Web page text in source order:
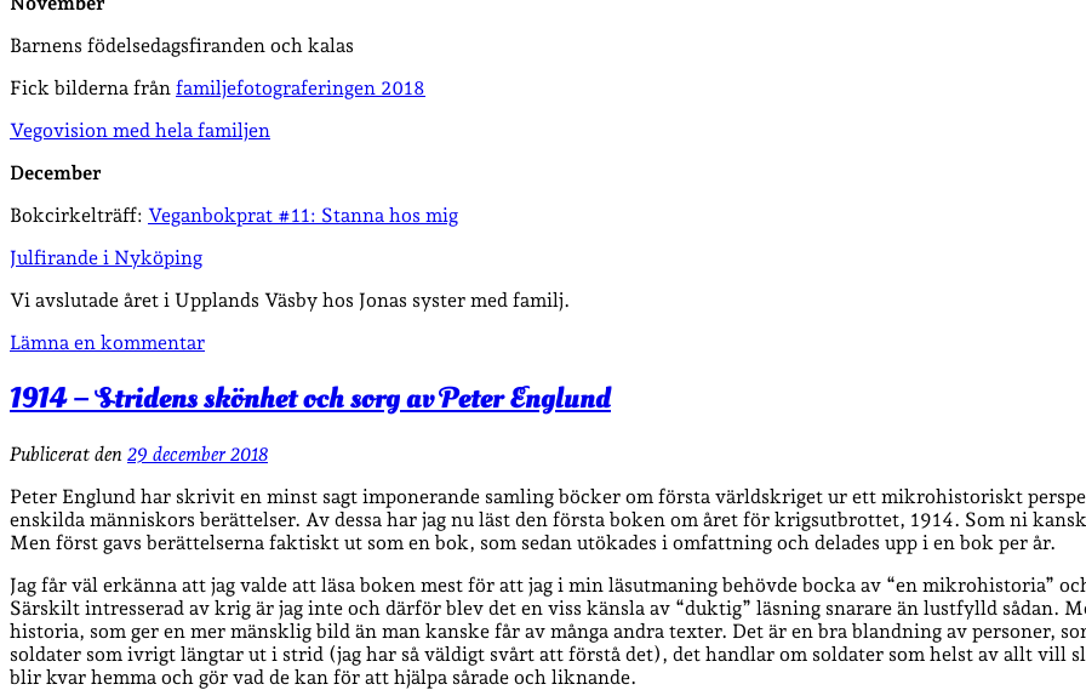
Barnens födelsedagsfiranden och kalas
Fick bilderna från familjefotograferingen 2018
Vegovision med hela familjen
December
Bokcirkelträff: Veganbokprat #11: Stanna hos mig
Julfirande i Nyköping
Vi avslutade året i Upplands Väsby hos Jonas syster med familj.
Lämna en kommentar
1914 – Stridens skönhet och sorg av Peter Englund
Publicerat den 29 december 2018
Peter Englund har skrivit en minst sagt imponerande samling böcker om första världskriget ur ett mikrohistoriskt
enskilda människors berättelser. Av dessa har jag nu läst den första boken om året för krigsutbrottet, 1914. Som ni
Men först gavs berättelserna faktiskt ut som en bok, som sedan utökades i omfattning och delades upp i en bok per år.
Jag får väl erkänna att jag valde att läsa boken mest för att jag i min läsutmaning behövde bocka av “en mikrohistoria”
Särskilt intresserad av krig är jag inte och därför blev det en viss känsla av “duktig” läsning snarare än lustfylld sådan.
historia, som ger en mer mänsklig bild än man kanske får av många andra texter. Det är en bra blandning av personer,
soldater som ivrigt längtar ut i strid (jag har så väldigt svårt att förstå det), det handlar om soldater som helst av allt vill
blir kvar hemma och gör vad de kan för att hjälpa sårade och liknande.